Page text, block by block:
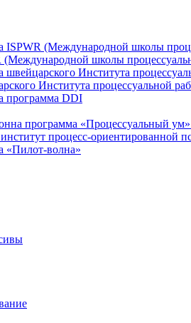
ISPWR (Международной школы
школы
Института
Института процессуальной
программа DDI
программа «Процессуальный
процесс-ориентированной
«Пилот-волна»